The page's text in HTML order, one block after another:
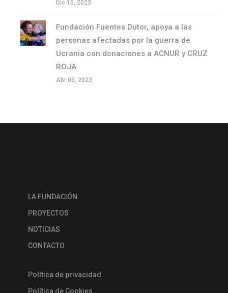
Dic 15, 2023
Fundación Fuentes Dutor, apoya a las
personas afectadas por la guerra de
Ucrania con donaciones a ACNUR y CRUZ
ROJA
Abr 05, 2023
LA FUNDACIÓN
PROYECTOS
NOTICIAS
CONTACTO
Política de privacidad
Política de Cookies